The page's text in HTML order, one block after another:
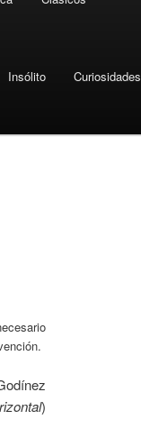
Insólito Curiosidades
)